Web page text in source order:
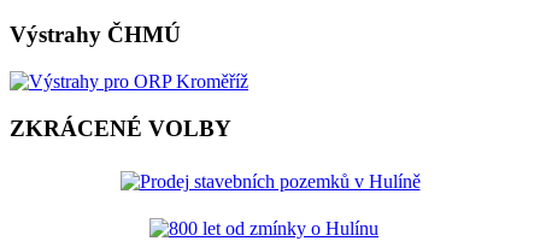
Výstrahy ČHMÚ
ZKRÁCENÉ VOLBY